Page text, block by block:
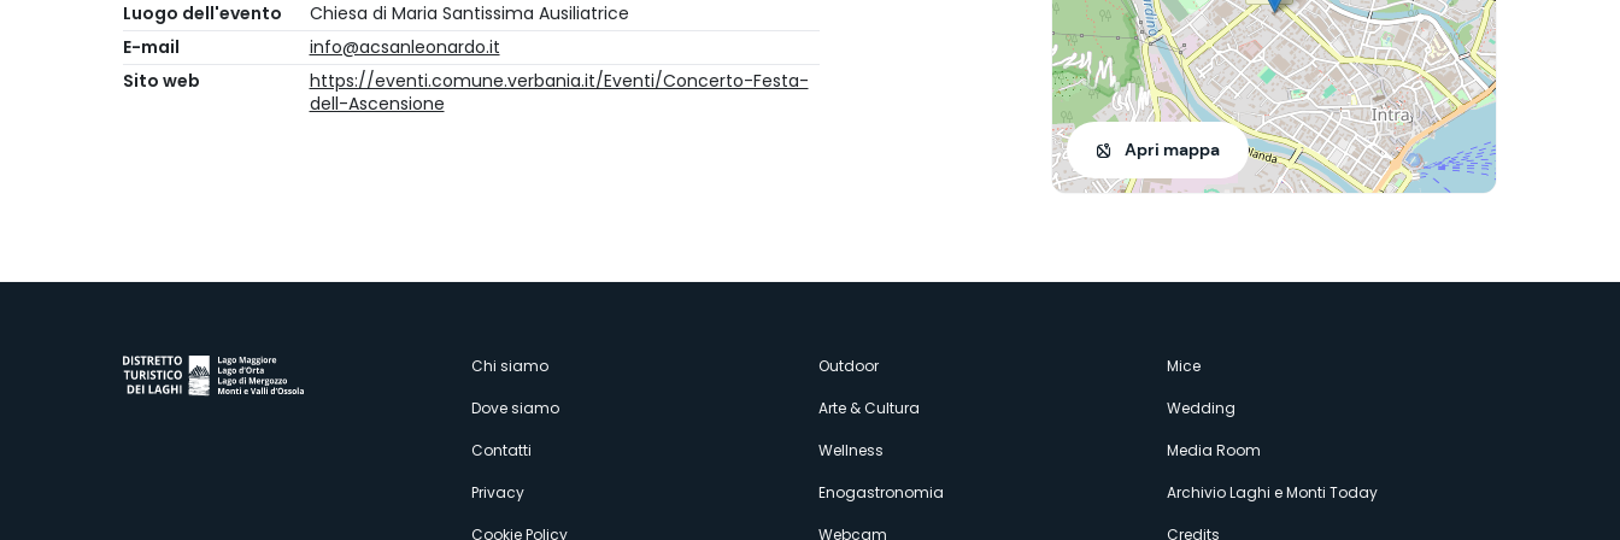
Luogo dell'evento
Chiesa di Maria Santissima Ausiliatrice
E-mail
info@acsanleonardo.it
Sito web
https://eventi.comune.verbania.it/Eventi/Concerto-Festa-
dell-Ascensione
Apri mappa
Menù
secondario
Chi siamo
Dove siamo
Contatti
Privacy
Cookie Policy
Outdoor
Arte & Cultura
Wellness
Enogastronomia
Webcam
Mice
Wedding
Media Room
Archivio Laghi e Monti Today
Credits